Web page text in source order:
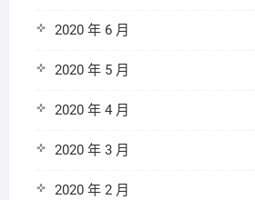
2020 年 6 月
2020 年 5 月
2020 年 4 月
2020 年 3 月
2020 年 2 月